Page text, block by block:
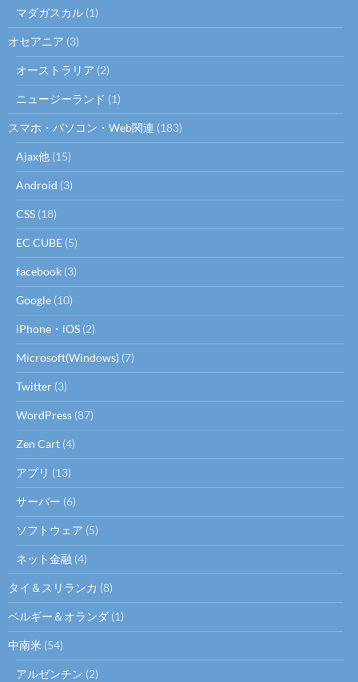
マダガスカル (1)
オセアニア (3)
オーストラリア (2)
ニュージーランド (1)
スマホ・パソコン・Web関連 (183)
Ajax他 (15)
Android (3)
CSS (18)
EC CUBE (5)
facebook (3)
Google (10)
iPhone・iOS (2)
Microsoft(Windows) (7)
Twitter (3)
WordPress (87)
Zen Cart (4)
アプリ (13)
サーバー (6)
ソフトウェア (5)
ネット金融 (4)
タイ＆スリランカ (8)
ベルギー＆オランダ (1)
中南米 (54)
アルゼンチン (2)